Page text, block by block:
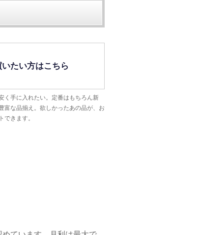
いたい方はこちら
く手に入れたい。定番はもちろん新
富な品揃え。欲しかったあの品が、お
できます。